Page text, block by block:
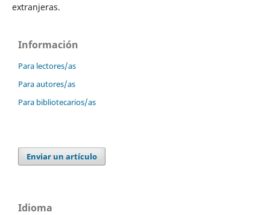
extranjeras.
Información
Para lectores/as
Para autores/as
Para bibliotecarios/as
Enviar un artículo
Idioma